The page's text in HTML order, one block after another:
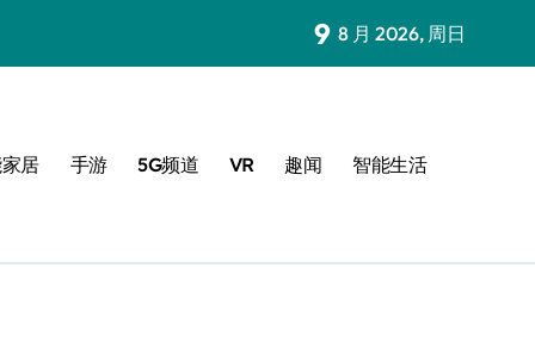
9 8 月 2026, 周日
居 手游 5G频道 VR 趣闻 智能生活